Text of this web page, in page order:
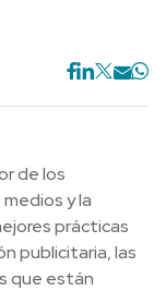
de los
y la
prácticas
publicitaria, las
que están